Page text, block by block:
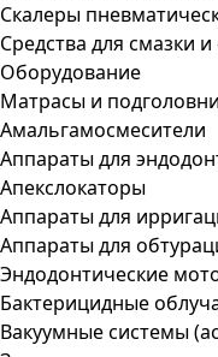
Скалеры
Средства для смазки
Оборудование
Матрасы и
Амальгамосмесители
Аппараты для
Апекслокаторы
Аппараты для
Аппараты для
Эндодонтические
Бактерицидные
Вакуумные системы